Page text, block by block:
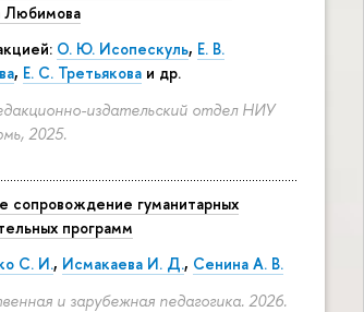
Любимова
О. Ю. Исопескуль, Е. В.
, Е. С. Третьякова и др.
издательский отдел НИУ
2025.
сопровождение гуманитарных
программ
С. И., Исмакаева И. Д., Сенина А. В.
и зарубежная педагогика. 2026.